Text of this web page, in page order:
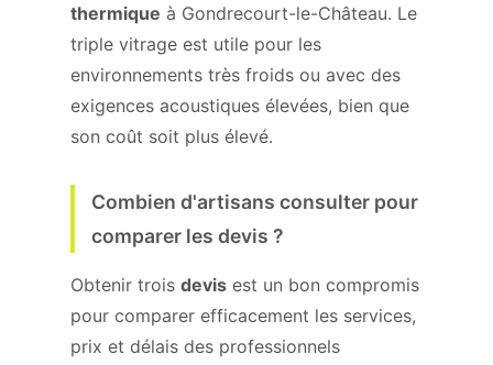
thermique à Gondrecourt-le-Château. Le
triple vitrage est utile pour les
environnements très froids ou avec des
exigences acoustiques élevées, bien que
son coût soit plus élevé.
Combien d'artisans consulter pour
comparer les devis ?
Obtenir trois devis est un bon compromis
pour comparer efficacement les services,
prix et délais des professionnels